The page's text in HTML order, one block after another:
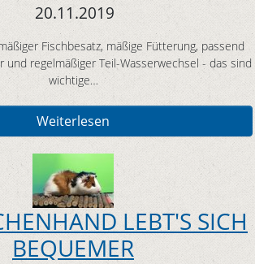
20.11.2019
Fischbesatz, mäßige Fütterung, passend
regelmäßiger Teil-Wasserwechsel - das sind
wichtige…
Weiterlesen
LEBT'S SICH
BEQUEMER